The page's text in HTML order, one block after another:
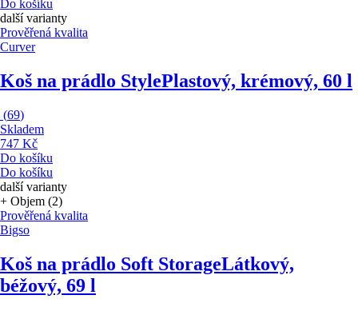
Do košíku
další varianty
Prověřená kvalita
Curver
Koš na prádlo StylePlastový, krémový, 60 l
(69)
Skladem
747 Kč
Do košíku
Do košíku
další varianty
+ Objem (2)
Prověřená kvalita
Bigso
Koš na prádlo Soft StorageLátkový,
béžový, 69 l